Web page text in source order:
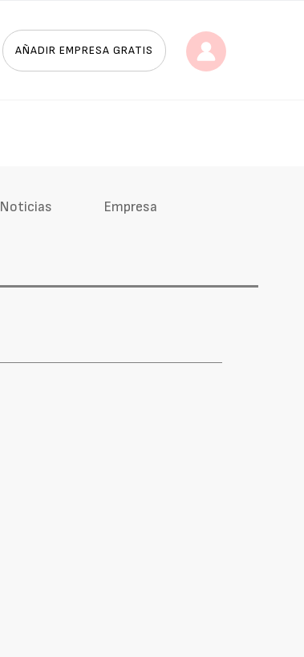
AÑADIR EMPRESA GRATIS
Noticias Empresa